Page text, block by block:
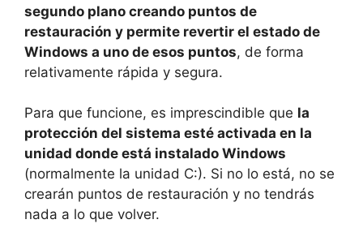
segundo plano creando puntos de
restauración y permite revertir el estado de
Windows a uno de esos puntos, de forma
relativamente rápida y segura.
Para que funcione, es imprescindible que la
protección del sistema esté activada en la
unidad donde está instalado Windows
(normalmente la unidad C:). Si no lo está, no se
crearán puntos de restauración y no tendrás
nada a lo que volver.